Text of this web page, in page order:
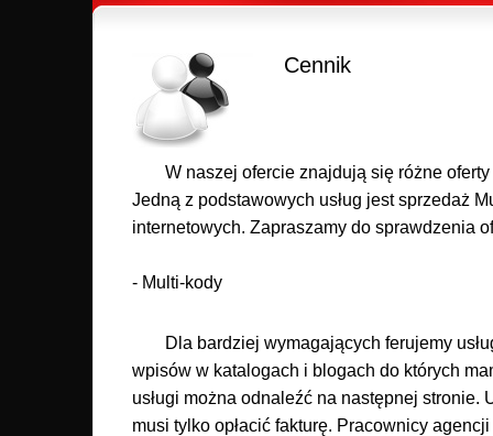
Cennik
W naszej ofercie znajdują się różne
Jedną z podstawowych usług jest sprzedaż
internetowych. Zapraszamy do sprawdzenia
- Multi-kody
Dla bardziej wymagających ferujemy
wpisów w katalogach i blogach do których
usługi można odnaleźć na następnej stronie.
musi tylko opłacić fakturę. Pracownicy